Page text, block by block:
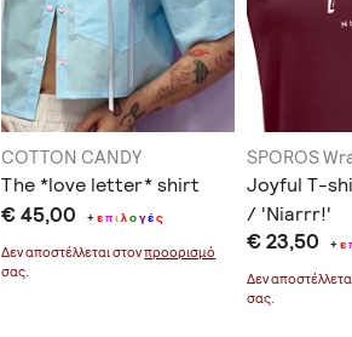
COTTON CANDY
The *love letter* shirt
€ 45,00 +επι λογές
Δεν αποστέλλεται στονπροορισμό
σας.
SPOROS
Joyful T-
/ 'Niarrr!'
€ 23,50 +ε
Δεν
σας.